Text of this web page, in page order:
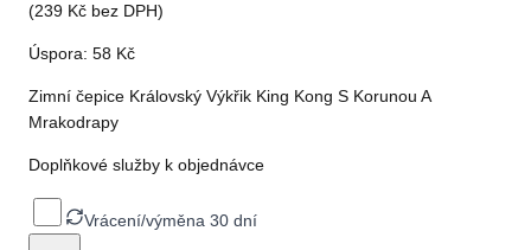
(239 Kč bez DPH)
Úspora: 58 Kč
Zimní čepice Královský Výkřik King Kong S Korunou A
Mrakodrapy
Doplňkové služby k objednávce
Vrácení/výměna 30 dní